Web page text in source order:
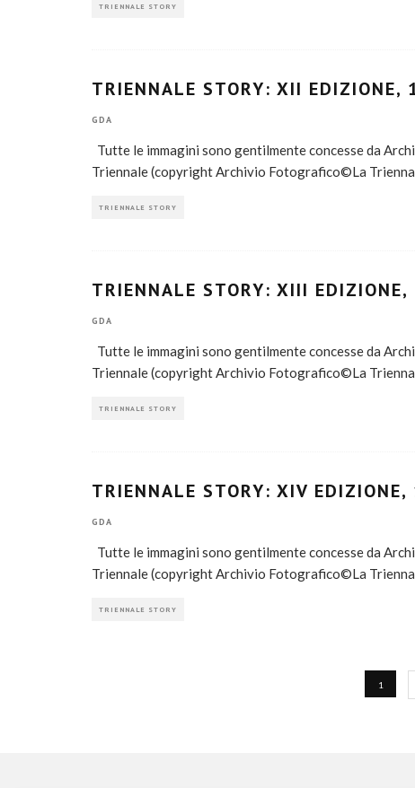
TRIENNALE STORY
TRIENNALE STORY: XII EDIZIONE,
GDA
Tutte le immagini sono gentilmente concesse da
Triennale (copyright Archivio Fotografico©La
TRIENNALE STORY
TRIENNALE STORY: XIII
GDA
Tutte le immagini sono gentilmente concesse da
Triennale (copyright Archivio Fotografico©La
TRIENNALE STORY
TRIENNALE STORY: XIV EDIZIONE,
GDA
Tutte le immagini sono gentilmente concesse da
Triennale (copyright Archivio Fotografico©La
TRIENNALE STORY
1